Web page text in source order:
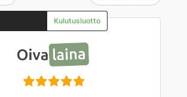
Kulutusluotto